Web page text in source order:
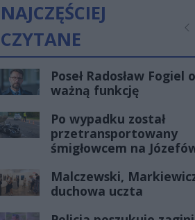
NAJCZĘŚCIEJ
CZYTANE
Poseł Radosław Fogiel
ważną funkcję
Po wypadku został
przetransportowany
śmigłowcem na
żyłach
Malczewski,
duchowa uczta